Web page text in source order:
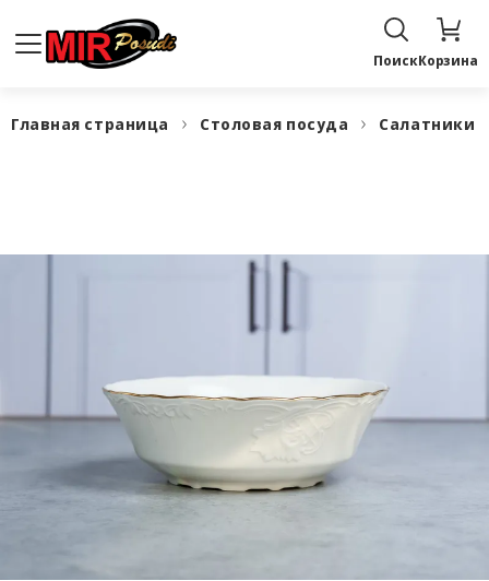
ПоискКорзина
Главная страница Столовая посуда Салатники